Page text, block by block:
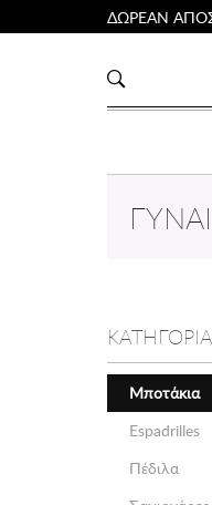
ΔΩΡΕΑΝ
ΚΑΤΗΓΟΡΙΑ
Μποτάκια
Espadrilles
Πέδιλα